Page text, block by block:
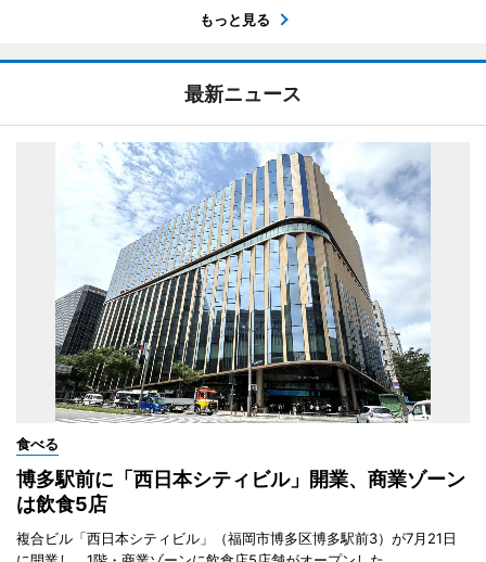
もっと見る
最新ニュース
食べる
博多駅前に「西日本シティビル」開業、商業ゾーン
は飲食5店
複合ビル「西日本シティビル」（福岡市博多区博多駅前3）が7月21日